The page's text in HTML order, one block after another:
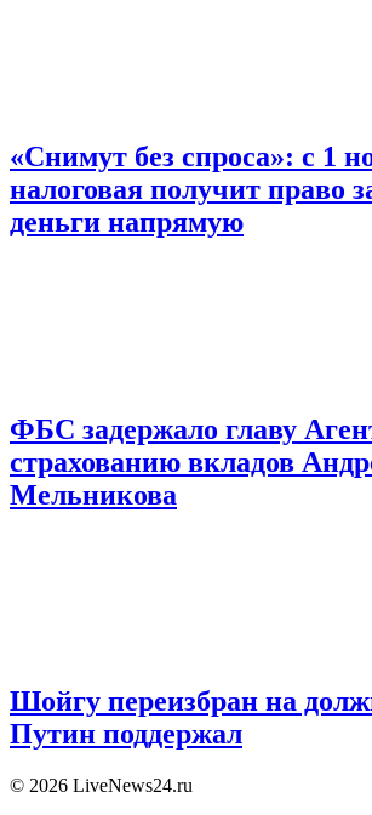
«Снимут без спроса»: с 1
налоговая получит право
деньги напрямую
ФБС задержало главу
страхованию вкладов
Мельникова
Шойгу переизбран на
Путин поддержал
© 2026 LiveNews24.ru